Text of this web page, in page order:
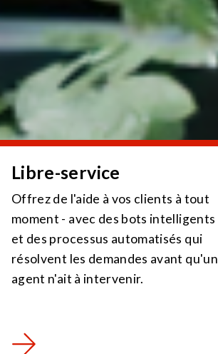
Libre-service
Offrez de l'aide à vos clients à tout
moment - avec des bots intelligents
et des processus automatisés qui
résolvent les demandes avant qu'un
agent n'ait à intervenir.